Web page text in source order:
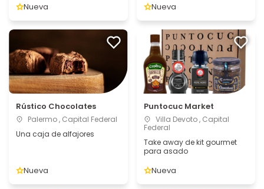
Nueva Nueva
Rústico Chocolates
Palermo , Capital Federal
Una caja de alfajores
Nueva
Puntocuc Market
Villa Devoto , Capital
Federal
Take away de kit gourmet
para asado
Nueva